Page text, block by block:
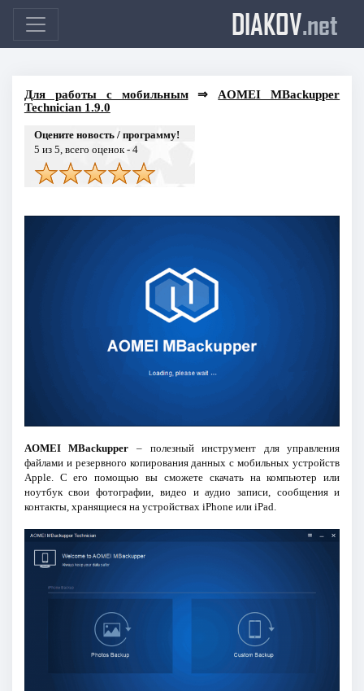
DIAKOV.net
Для работы с мобильным⇒ AOMEI MBackupper
Technician 1.9.0
Оцените новость / программу!
5 из 5, всего оценок - 4
AOMEI MBackupper – полезный инструмент для управления
файлами и резервного копирования данных с мобильных устройств
Apple. С его помощью вы сможете скачать на компьютер или
ноутбук свои фотографии, видео и аудио записи, сообщения и
контакты, хранящиеся на устройствах iPhone или iPad.